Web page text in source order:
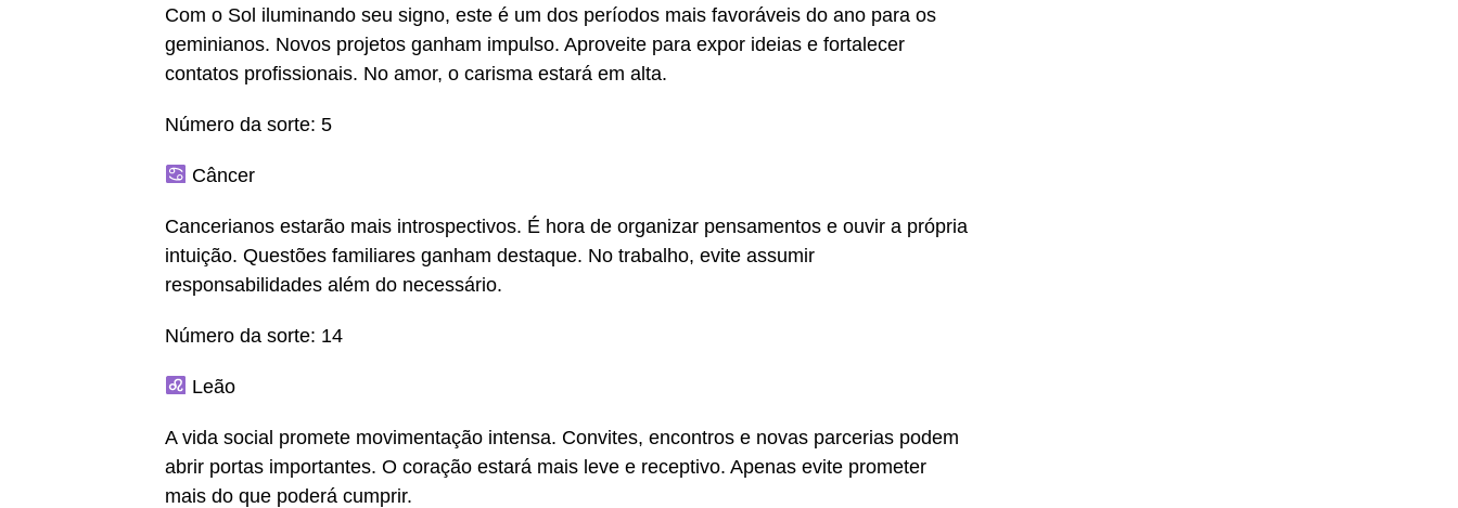
Com o Sol iluminando seu signo, este é um dos períodos mais favoráveis do ano para os
geminianos. Novos projetos ganham impulso. Aproveite para expor ideias e fortalecer
contatos profissionais. No amor, o carisma estará em alta.
Número da sorte: 5
Câncer
Cancerianos estarão mais introspectivos. É hora de organizar pensamentos e ouvir a própria
intuição. Questões familiares ganham destaque. No trabalho, evite assumir
responsabilidades além do necessário.
Número da sorte: 14
Leão
A vida social promete movimentação intensa. Convites, encontros e novas parcerias podem
abrir portas importantes. O coração estará mais leve e receptivo. Apenas evite prometer
mais do que poderá cumprir.